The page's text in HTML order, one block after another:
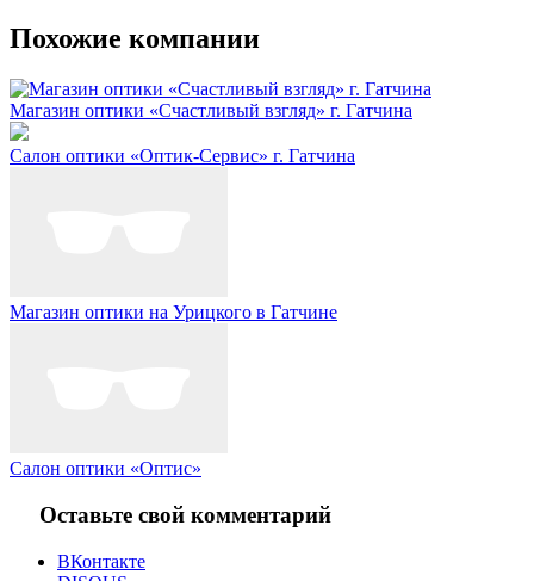
Похожие компании
Магазин оптики «Счастливый взгляд» г. Гатчина
Салон оптики «Оптик-Сервис» г. Гатчина
Магазин оптики на Урицкого в Гатчине
Салон оптики «Оптис»
Оставьте свой комментарий
ВКонтакте